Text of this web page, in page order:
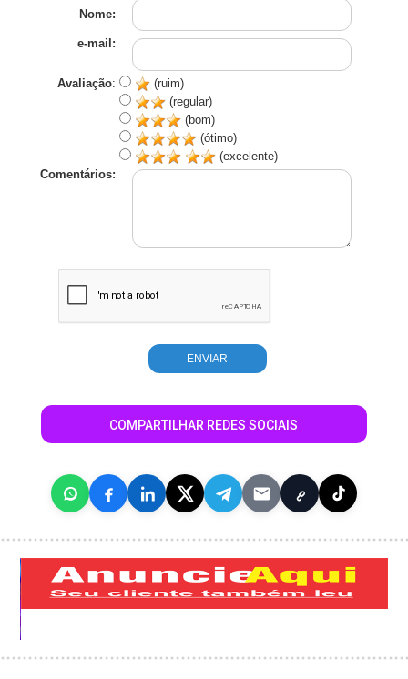
Nome:
e-mail:
Avaliação:
(ruim)
(regular)
(bom)
(ótimo)
(excelente)
Comentários:
COMPARTILHAR REDES SOCIAIS